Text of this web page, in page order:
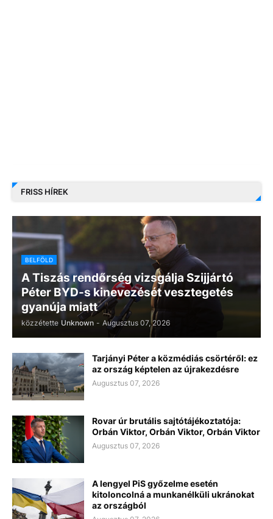
FRISS HÍREK
BELFÖLD
A Tiszás rendőrség vizsgálja Szijjártó
Péter BYD-s kinevezését vesztegetés
gyanúja miatt
közzétette Unknown - Augusztus 07, 2026
Tarjányi Péter a közmédiás csörtéről: ez
az ország képtelen az újrakezdésre
Augusztus 07, 2026
Rovar úr brutális sajtótájékoztatója:
Orbán Viktor, Orbán Viktor, Orbán Viktor
Augusztus 07, 2026
A lengyel PiS győzelme esetén
kitoloncolná a munkanélküli ukránokat
az országból